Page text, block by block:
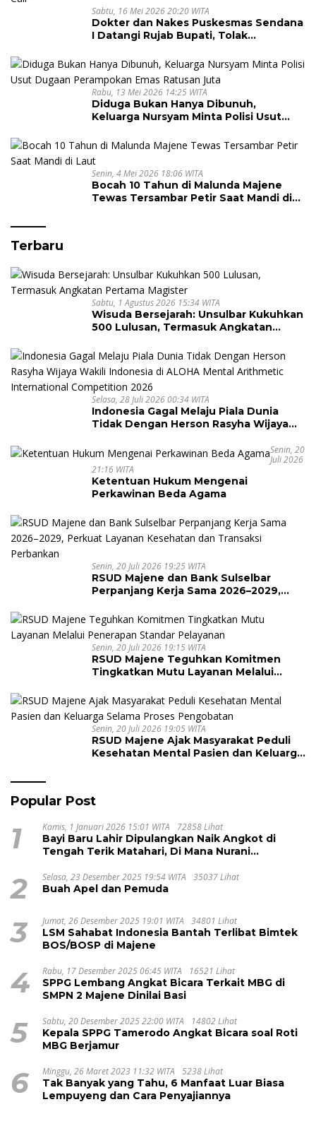
Sabtu, 16 Mei 2026 20:20 WITA
Dokter dan Nakes Puskesmas Sendana
I Datangi Rujab Bupati, Tolak
Kapitasi Tak Cair
Rabu, 13 Mei 2026 14:25 WITA
Diduga Bukan Hanya Dibunuh,
Keluarga Nursyam Minta Polisi Usut
Juta
Senin, 4 Mei 2026 18:06 WITA
Bocah 10 Tahun di Malunda Majene
Tewas Tersambar Petir Saat Mandi di
Terbaru
Sabtu, 1 Agustus 2026 15:34 WITA
Wisuda Bersejarah: Unsulbar Kukuhkan
500 Lulusan, Termasuk Angkatan
Selasa, 28 Juli 2026 00:34 WITA
Indonesia Gagal Melaju Piala Dunia
Tidak Dengan Herson Rasyha Wijaya
Arithmetic International Competition
Senin, 20
Juli 2026
21:16 WITA
Ketentuan Hukum Mengenai
Perkawinan Beda Agama
Senin, 20 Juli 2026 19:25 WITA
RSUD Majene dan Bank Sulselbar
Perpanjang Kerja Sama 2026–2029,
Transaksi Perbankan
Senin, 20 Juli 2026 19:15 WITA
RSUD Majene Teguhkan Komitmen
Tingkatkan Mutu Layanan Melalui
Senin, 20 Juli 2026 19:05 WITA
RSUD Majene Ajak Masyarakat Peduli
Kesehatan Mental Pasien dan Keluarga
Popular Post
1 Kamis, 1 Januari 2026 15:01 WITA 72858 Lihat
Bayi Baru Lahir Dipulangkan Naik Angkot di
Tengah Terik Matahari, Di Mana Nurani
2 Selasa, 23 Desember 2025 19:54 WITA 35037 Lihat
Buah Apel dan Pemuda
3 Jumat, 26 Desember 2025 19:01 WITA 34801 Lihat
LSM Sahabat Indonesia Bantah Terlibat Bimtek
BOS/BOSP di Majene
4 Rabu, 17 Desember 2025 06:45 WITA 16521 Lihat
SPPG Lembang Angkat Bicara Terkait MBG di
SMPN 2 Majene Dinilai Basi
5 Sabtu, 20 Desember 2025 22:00 WITA 14802 Lihat
Kepala SPPG Tamerodo Angkat Bicara soal Roti
MBG Berjamur
6 Minggu, 26 Maret 2023 11:32 WITA 5238 Lihat
Tak Banyak yang Tahu, 6 Manfaat Luar Biasa
Lempuyeng dan Cara Penyajiannya